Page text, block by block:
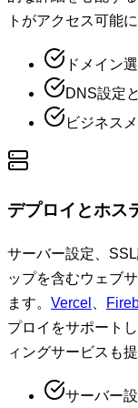
トがアクセス可能
ドメイン
DNS設定
ビジネス
デプロイとホス
サーバー設定、
ップを含むウェブ
ます。 Vercel
プロイをサポート
ィングサービスも
サーバー